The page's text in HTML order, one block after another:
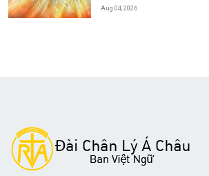
Aug 04, 2026